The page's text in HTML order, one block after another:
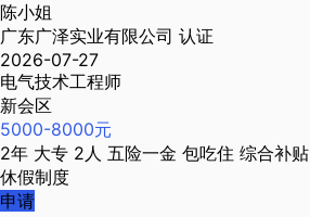
陈小姐
广东广泽实业有限公司 认证
2026-07-27
电气技术工程师
新会区
5000-8000元
2年 大专 2人 五险一金 包吃住 综合补贴
休假制度
申请